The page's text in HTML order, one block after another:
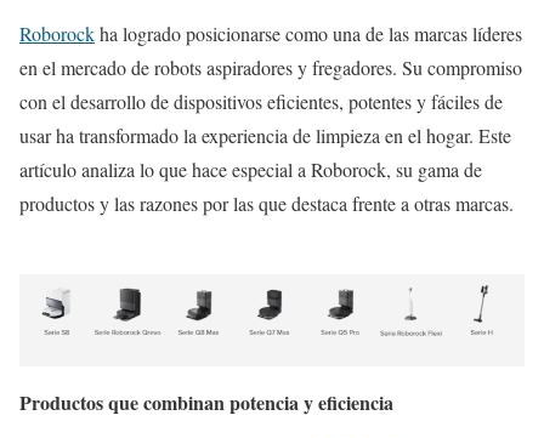
Roborockha logrado posicionarse como una de las marcas líderes
en el mercado de robots aspiradores y fregadores. Su compromiso
con el desarrollo de dispositivos eficientes, potentes y fáciles de
usar ha transformado la experiencia de limpieza en el hogar. Este
artículo analiza lo que hace especial a Roborock, su gama de
productos y las razones por las que destaca frente a otras marcas.
Productos que combinan potencia y eficiencia